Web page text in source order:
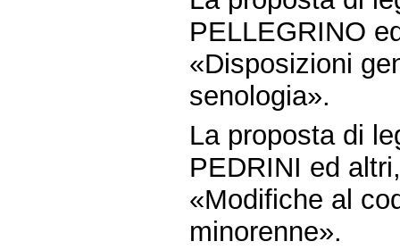
PELLEGRINO
«Disposizioni
senologia».
La proposta di
PEDRINI ed
«Modifiche al
minorenne».